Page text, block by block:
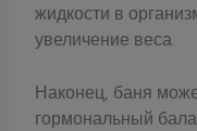
жидкости в
увеличение веса.
Наконец, баня
гормональный